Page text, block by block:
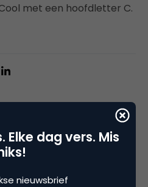
met een hoofdletter C.
bij Science of the Time
dag vers. Mis
nieuwsbrief